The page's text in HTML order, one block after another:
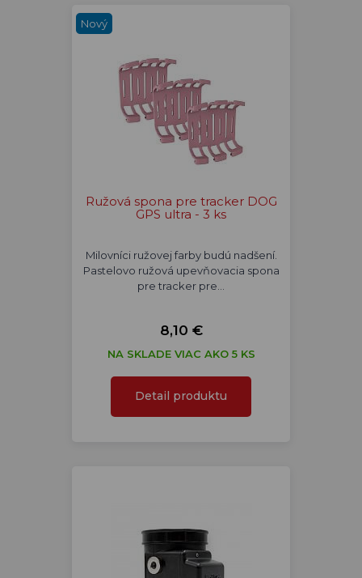
Nový
Ružová spona pre tracker DOG
GPS ultra - 3 ks
Milovníci ružovej farby budú nadšení.
Pastelovo ružová upevňovacia spona
pre tracker pre…
8,10 €
NA SKLADE VIAC AKO 5 KS
Detail produktu